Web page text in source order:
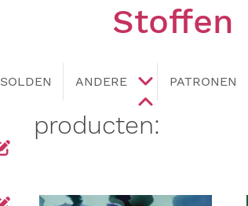
Stoffen
SOLDEN ANDERE PATRONEN
producten: